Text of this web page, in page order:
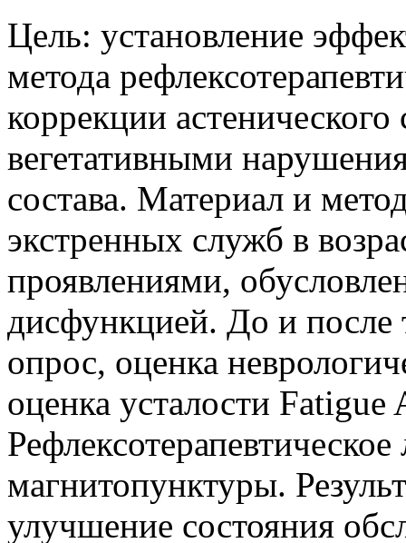
Цель: установление
метода
коррекции
вегетативными
состава. Материал и
экстренных служб в
проявлениями,
дисфункцией. До и
опрос, оценка
оценка усталости Fatigue
магнитопунктуры.
улучшение состояния